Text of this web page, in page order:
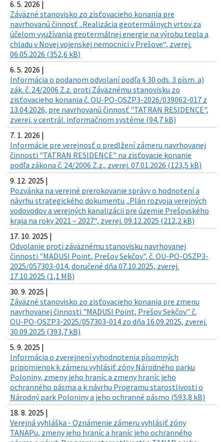
6. 5. 2026 |
Záväzné stanovisko zo zisťovacieho konania pre
navrhovanú činnosť „Realizácia geotermálnych vrtov za
účelom využívania geotermálnej energie na výrobu tepla a
chladu v Novej vojenskej nemocnici v Prešove“, zverej.
06.05.2026 (352,6 kB)
6. 5. 2026 |
Informácia o podanom odvolaní podľa § 30 ods. 3 písm. a)
zák. č. 24/2006 Z.z. proti Záväznému stanovisku zo
zisťovacieho konania č. OU-PO-OSZP3-2026/039062-017 z
13.04.2026, pre navrhovanú činnosť "TATRAN RESIDENCE",
zverej. v centrál. informačnom systéme (94,7 kB)
7. 1. 2026 |
Informácie pre verejnosť o predlžení zámeru navrhovanej
činnosti "TATRAN RESIDENCE" na zisťovacie konanie
podľa zákona č. 24/2006 Z.z., zverej. 07.01.2026 (123,5 kB)
9. 12. 2025 |
Pozvánka na verejné prerokovanie správy o hodnotení a
návrhu strategického dokumentu „Plán rozvoja verejných
vodovodov a verejných kanalizácii pre územie Prešovského
kraja na roky 2021 – 2027“, zverej. 09.12.2025 (212,2 kB)
17. 10. 2025 |
Odvolanie proti záväznému stanovisku navrhovanej
činnosti "MADUSI Point, Prešov Sekčov", č. OU-PO-OSZP3-
2025/057303-014, doručené dňa 07.10.2025, zverej.
17.10.2025 (1,1 MB)
30. 9. 2025 |
Záväzné stanovisko zo zisťovacieho konania pre zmenu
navrhovanej činnosti "MADUSI Point, Prešov Sekčov" č.
OU-PO-OSZP3-2025/057303-014 zo dňa 16.09.2025, zverej.
30.09.2025 (393,7 kB)
5. 9. 2025 |
Informácia o zverejnení vyhodnotenia písomných
pripomienok k zámeru vyhlásiť zóny Národného parku
Poloniny, zmeny jeho hraníc a zmeny hraníc jeho
ochranného pásma a k návrhu Programu starostlivosti o
Národný park Poloniny a jeho ochranné pásmo (593,8 kB)
18. 8. 2025 |
Verejná vyhláška - Oznámenie zámeru vyhlásiť zóny
TANAPu, zmeny jeho hraníc a hraníc jeho ochranného